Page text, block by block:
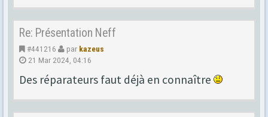
Re: Présentation Neff
#441216 par kazeus
21 Mar 2024, 04:16
Des réparateurs faut déjà en connaître